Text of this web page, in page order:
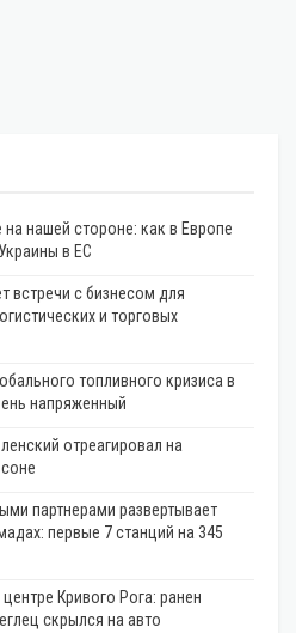
нашей стороне: как в Европе
в ЕС
встречи с бизнесом для
и торговых
топливного кризиса в
напряженный
отреагировал на
партнерами развертывает
первые 7 станций на 345
Кривого Рога: ранен
скрылся на авто